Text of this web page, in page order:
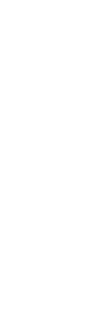
שעוד ידובר
של גבעת
הציון
את מחלפות
בגזיזת
השושלת
תגן
בתורה, יראת
נרות לכבוד
"לחיים",
הקהל